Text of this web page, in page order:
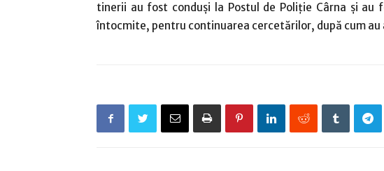
tinerii au fost conduşi la Postul de Poliţie Cârna şi au
întocmite, pentru continuarea cercetărilor, după cum au